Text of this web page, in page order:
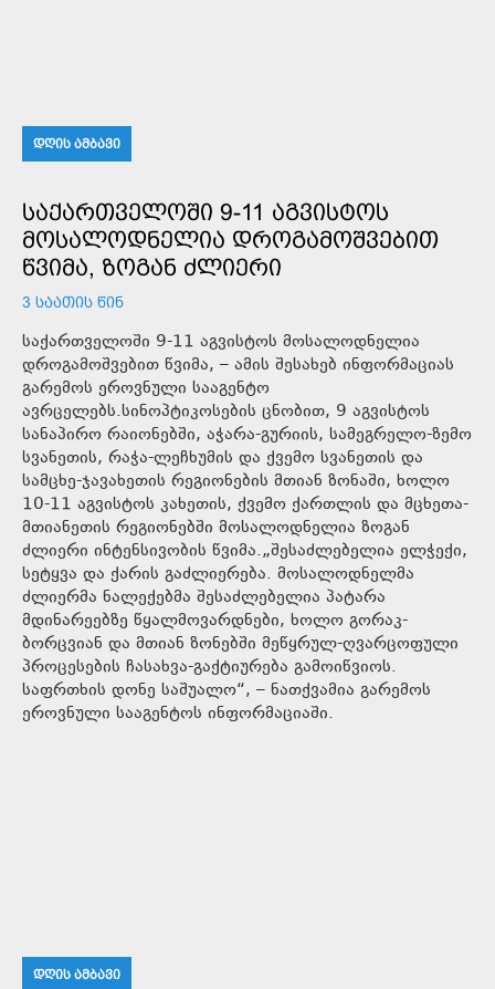
ᲓᲦᲘᲡ ᲐᲛᲑᲐᲕᲘ
ᲡᲐᲥᲐᲠᲗᲕᲔᲚᲝᲨᲘ 9-11 ᲐᲒᲕᲘᲡᲢᲝᲡ
ᲛᲝᲡᲐᲚᲝᲓᲜᲔᲚᲘᲐ ᲓᲠᲝᲒᲐᲛᲝᲨᲕᲔᲑᲘᲗ
ᲬᲕᲘᲛᲐ, ᲖᲝᲒᲐᲜ ᲫᲚᲘᲔᲠᲘ
3 ᲡᲐᲐᲗᲘᲡ ᲬᲘᲜ
საქართველოში 9-11 აგვისტოს მოსალოდნელია
დროგამოშვებით წვიმა, – ამის შესახებ ინფორმაციას
გარემოს ეროვნული სააგენტო
ავრცელებს.სინოპტიკოსების ცნობით, 9 აგვისტოს
სანაპირო რაიონებში, აჭარა-გურიის, სამეგრელო-ზემო
სვანეთის, რაჭა-ლეჩხუმის და ქვემო სვანეთის და
სამცხე-ჯავახეთის რეგიონების მთიან ზონაში, ხოლო
10-11 აგვისტოს კახეთის, ქვემო ქართლის და მცხეთა-
მთიანეთის რეგიონებში მოსალოდნელია ზოგან
ძლიერი ინტენსივობის წვიმა.„შესაძლებელია ელჭექი,
სეტყვა და ქარის გაძლიერება. მოსალოდნელმა
ძლიერმა ნალექებმა შესაძლებელია პატარა
მდინარეებზე წყალმოვარდნები, ხოლო გორაკ-
ბორცვიან და მთიან ზონებში მეწყრულ-ღვარცოფული
პროცესების ჩასახვა-გაქტიურება გამოიწვიოს.
საფრთხის დონე საშუალო“, – ნათქვამია გარემოს
ეროვნული სააგენტოს ინფორმაციაში.
ᲓᲦᲘᲡ ᲐᲛᲑᲐᲕᲘ